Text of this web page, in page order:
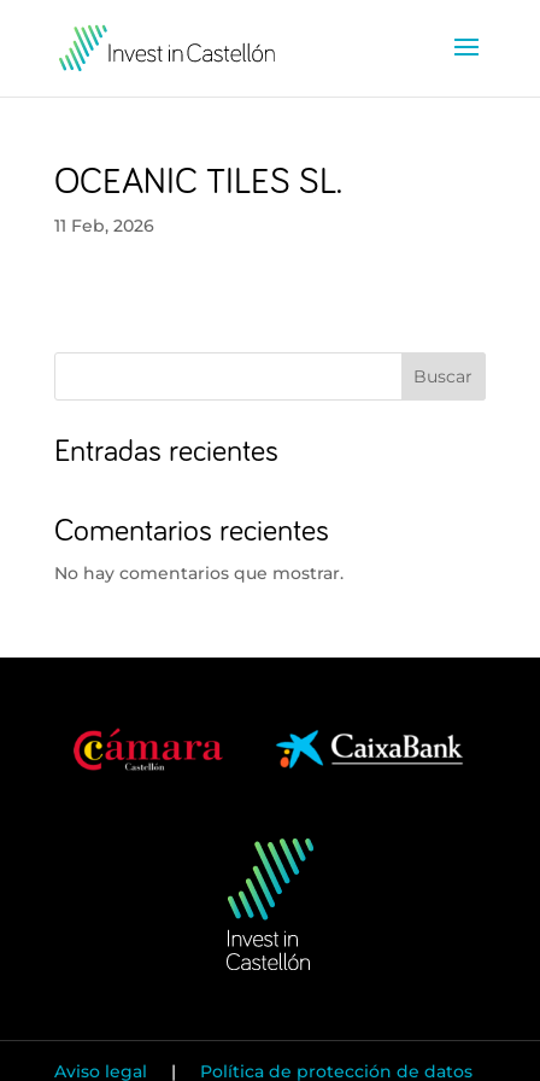
OCEANIC TILES SL.
11 Feb, 2026
Buscar
Entradas recientes
Comentarios recientes
No hay comentarios que mostrar.
Aviso legal | Política de protección de datos